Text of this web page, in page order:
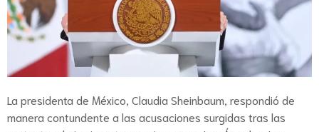
La presidenta de México, Claudia Sheinbaum, respondió de
manera contundente a las acusaciones surgidas tras las